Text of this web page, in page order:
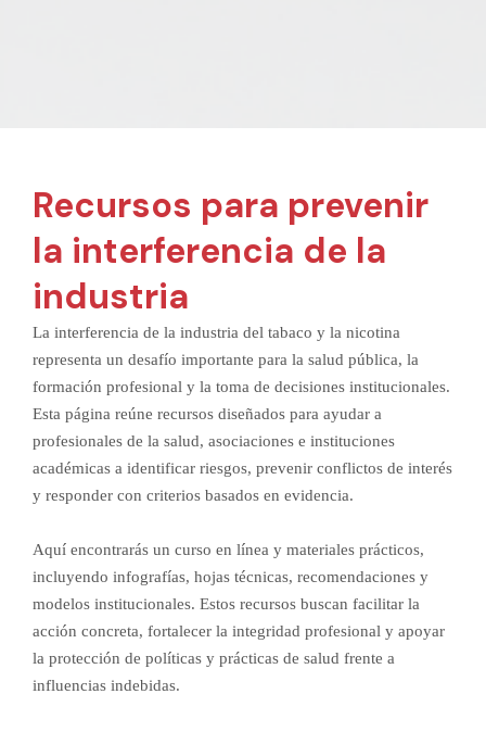
Recursos para prevenir
la interferencia de la
industria
La interferencia de la industria del tabaco y la nicotina
representa un desafío importante para la salud pública, la
formación profesional y la toma de decisiones institucionales.
Esta página reúne recursos diseñados para ayudar a
profesionales de la salud, asociaciones e instituciones
académicas a identificar riesgos, prevenir conflictos de interés
y responder con criterios basados en evidencia.
Aquí encontrarás un curso en línea y materiales prácticos,
incluyendo infografías, hojas técnicas, recomendaciones y
modelos institucionales. Estos recursos buscan facilitar la
acción concreta, fortalecer la integridad profesional y apoyar
la protección de políticas y prácticas de salud frente a
influencias indebidas.